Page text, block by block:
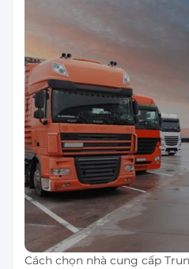
Cách chọn nhà cung cấp